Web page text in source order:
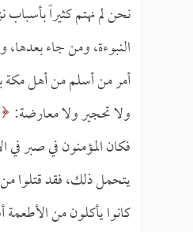
نحن لم نهتم كثيراً
النبوءة، ومن جاء
أمر من أسلم من أهل مكة
ولا تحجير ولا معارضة:
فكان المؤمنون في صبر في
يتحمل ذلك، فقد قتلوا
كانوا يأكلون من